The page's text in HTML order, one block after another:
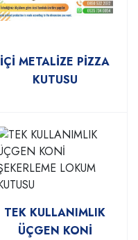
İÇİ METALİZE PİZZA
KUTUSU
TEK KULLANIMLIK
ÜÇGEN KONİ